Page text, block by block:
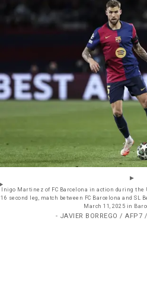
Inigo Martinez of FC Barcelona in action during the
16 second leg, match between FC Barcelona and SL
March 11, 2025 in
- JAVIER BORREGO / AFP7